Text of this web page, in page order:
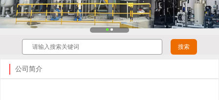
公司简介